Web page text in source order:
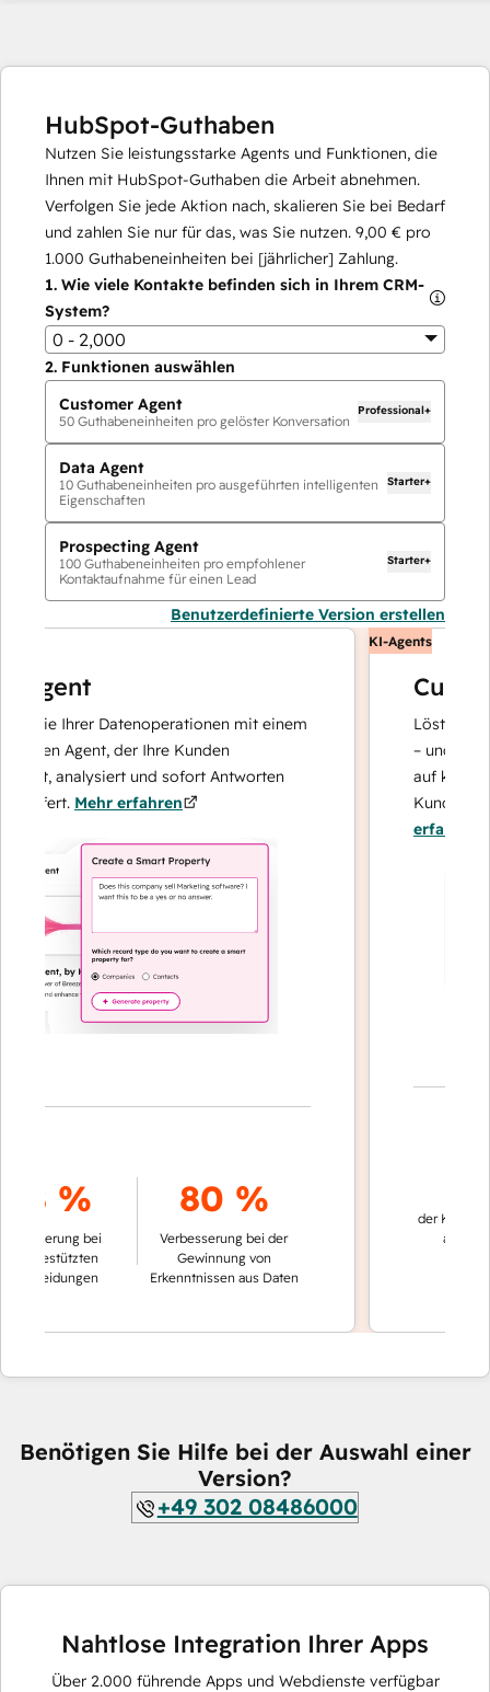
HubSpot-Guthaben
Nutzen Sie leistungsstarke Agents und Funktionen, die
Ihnen mit HubSpot-Guthaben die Arbeit abnehmen.
Verfolgen Sie jede Aktion nach, skalieren Sie bei Bedarf
und zahlen Sie nur für das, was Sie nutzen. 9,00 € pro
1.000 Guthabeneinheiten bei [jährlicher] Zahlung.
1. Wie viele Kontakte befinden sich in Ihrem CRM-
System?
0 - 2,000
2. Funktionen auswählen
Customer Agent
50 Guthabeneinheiten pro gelöster Konversation
Professional+
Data Agent
10 Guthabeneinheiten pro ausgeführten intelligenten
Eigenschaften
Starter+
Prospecting Agent
100 Guthabeneinheiten pro empfohlener
Kontaktaufnahme für einen Lead
Starter+
Benutzerdefinierte Version erstellen
Ihrer Datenoperationen mit einem
Agent, der Ihre Kunden
analysiert und sofort Antworten
Mehr erfahren
%
bei
80 %
Verbesserung bei der
Gewinnung von
Erkenntnissen aus Daten
KI-Agents
Löst Anfragen
– und
auf komplexe
erfahren
der
automatisch
Benötigen Sie Hilfe bei der Auswahl einer
Version?
+49 302 08486000
Nahtlose Integration Ihrer Apps
Über 2.000 führende Apps und Webdienste verfügbar